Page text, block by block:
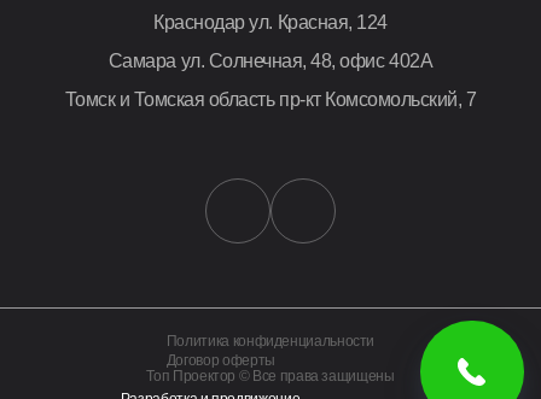
Краснодарул. Красная, 124
Самара ул. Солнечная, 48, офис 402А
Томск и Томская область пр-кт Комсомольский, 7
Политика конфиденциальности
Договор оферты
Топ Проектор © Все права защищены